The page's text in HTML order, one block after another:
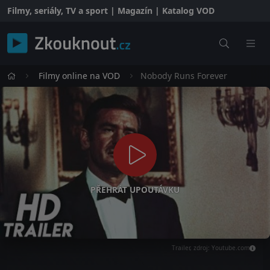
Filmy, seriály, TV a sport | Magazín | Katalog VOD
Filmy online na VOD Nobody Runs Forever
PŘEHRÁT UPOUTÁVKU
Trailer, zdroj: Youtube.com